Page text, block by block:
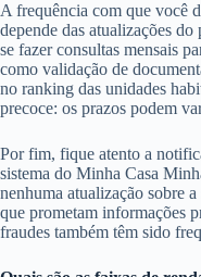
A frequência com que você
depende das atualizações
se fazer consultas mensais
como validação de
no ranking das unidades
precoce: os prazos podem
Por fim, fique atento a
sistema do Minha Casa
nenhuma atualização sobre
que prometam informações
fraudes também têm sido